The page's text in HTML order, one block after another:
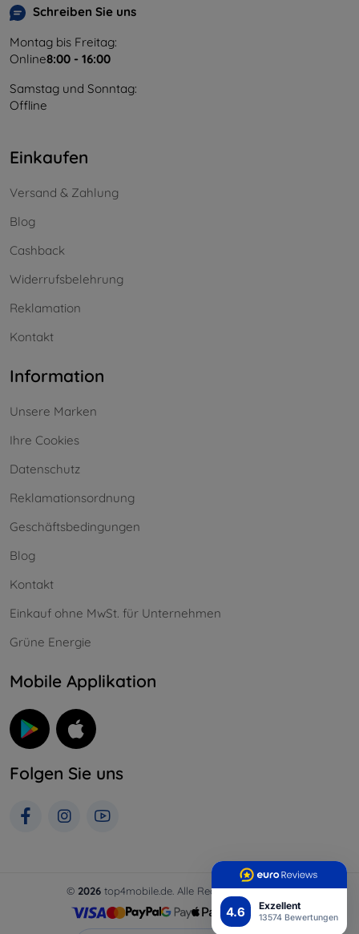
4.6 Exzellent
13574 Bewertungen
Schreiben Sie uns
Montag bis Freitag:
Online8:00 - 16:00
Samstag und Sonntag:
Offline
Einkaufen
Versand & Zahlung
Blog
Cashback
Widerrufsbelehrung
Reklamation
Kontakt
Information
Unsere Marken
Ihre Cookies
Datenschutz
Reklamationsordnung
Geschäftsbedingungen
Blog
Kontakt
Einkauf ohne MwSt. für Unternehmen
Grüne Energie
Mobile Applikation
Folgen Sie uns
© 2026 top4mobile.de. Alle Rechte vorbehalten.